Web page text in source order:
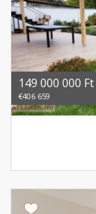
149 000 000 Ft
€406 659